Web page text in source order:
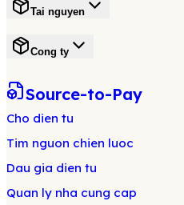
Tai nguyen
Cong ty
Source-to-Pay
Cho dien tu
Tim nguon chien luoc
Dau gia dien tu
Quan ly nha cung cap